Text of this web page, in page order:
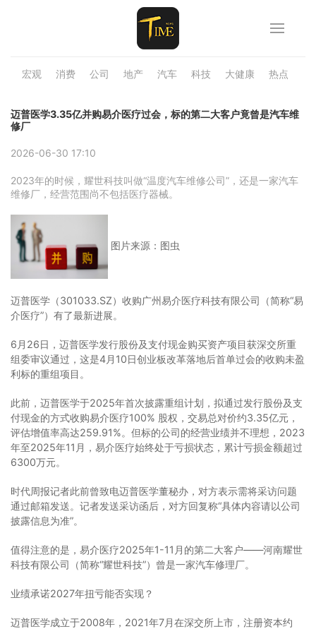
宏观 消费 公司 地产 汽车 科技 大健康 热点
迈普医学3.35亿并购易介医疗过会，标的第二大客户竟曾是汽车维
修厂
2026-06-30 17:10
2023年的时候，耀世科技叫做“温度汽车维修公司”，还是一家汽车
维修厂，经营范围尚不包括医疗器械。
图片来源：图虫
迈普医学（301033.SZ）收购广州易介医疗科技有限公司（简称“易
介医疗”）有了最新进展。
6月26日，迈普医学发行股份及支付现金购买资产项目获深交所重
组委审议通过，这是4月10日创业板改革落地后首单过会的收购未盈
利标的重组项目。
此前，迈普医学于2025年首次披露重组计划，拟通过发行股份及支
付现金的方式收购易介医疗100% 股权，交易总对价约3.35亿元，
评估增值率高达259.91%。但标的公司的经营业绩并不理想，2023
年至2025年11月，易介医疗始终处于亏损状态，累计亏损金额超过
6300万元。
时代周报记者此前曾致电迈普医学董秘办，对方表示需将采访问题
通过邮箱发送。记者发送采访函后，对方回复称“具体内容请以公司
披露信息为准”。
值得注意的是，易介医疗2025年1-11月的第二大客户——河南耀世
科技有限公司（简称“耀世科技”）曾是一家汽车修理厂。
业绩承诺2027年扭亏能否实现？
迈普医学成立于2008年，2021年7月在深交所上市，注册资本约